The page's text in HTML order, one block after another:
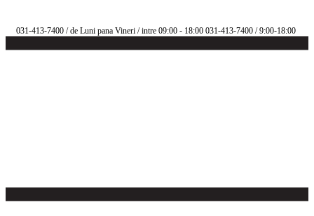
031-413-7400 / de Luni pana Vineri / intre 09:00 - 18:00 031-413-7400 / 9:00-18:00